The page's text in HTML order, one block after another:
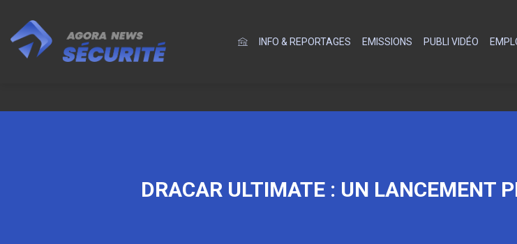
INFO & REPORTAGES EMISSIONS PUBLI VIDÉO
DRACAR ULTIMATE : UN LANCEMENT